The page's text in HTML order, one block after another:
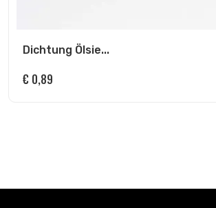
Dichtung Ölsie...
€ 0,89